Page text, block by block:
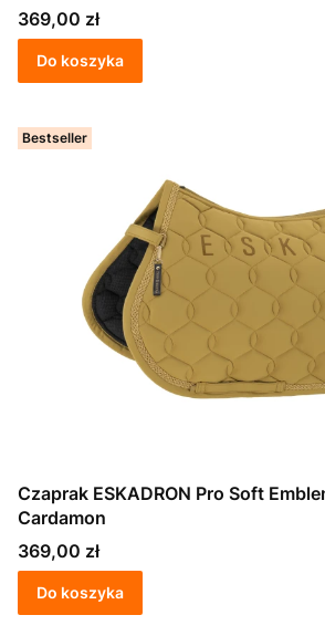
Cena
369,00 zł
Do koszyka
Bestseller
Czaprak ESKADRON Pro Soft
Cardamon
Cena
369,00 zł
Do koszyka